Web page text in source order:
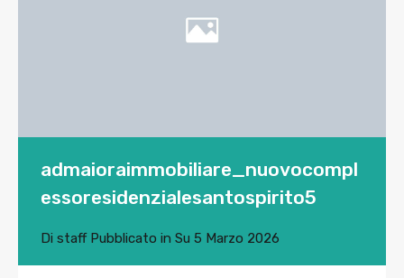
admaioraimmobiliare_nuovocompl
essoresidenzialesantospirito5
Di staffPubblicato in Su 5 Marzo 2026